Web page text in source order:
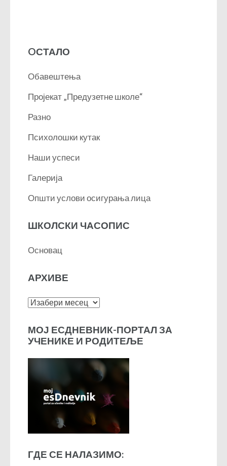
OСТАЛО
Обавештења
Пројекат „Предузетне школе“
Разно
Психолошки кутак
Наши успеси
Галерија
Општи услови осигурања лица
ШКОЛСКИ ЧАСОПИС
Основац
АРХИВЕ
Архиве
МОЈ ЕСДНЕВНИК-ПОРТАЛ ЗА
УЧЕНИКЕ И РОДИТЕЉЕ
ГДЕ СЕ НАЛАЗИМО: